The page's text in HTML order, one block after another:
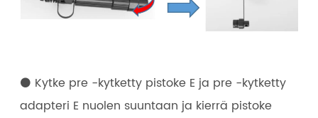
⚫ Kytke pre -kytketty pistoke E ja pre -kytketty
adapteri E nuolen suuntaan ja kierrä pistoke